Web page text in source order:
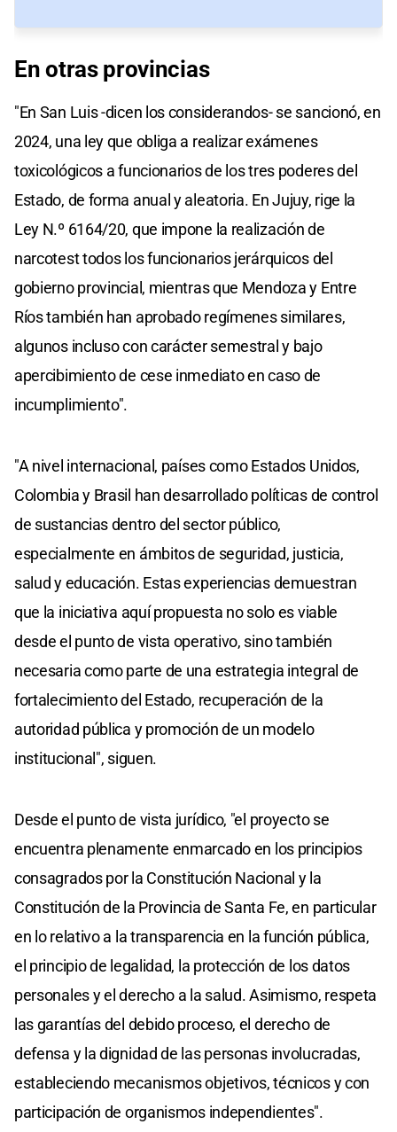
En otras provincias
"En San Luis -dicen los considerandos- se sancionó, en
2024, una ley que obliga a realizar exámenes
toxicológicos a funcionarios de los tres poderes del
Estado, de forma anual y aleatoria. En Jujuy, rige la
Ley N.º 6164/20, que impone la realización de
narcotest todos los funcionarios jerárquicos del
gobierno provincial, mientras que Mendoza y Entre
Ríos también han aprobado regímenes similares,
algunos incluso con carácter semestral y bajo
apercibimiento de cese inmediato en caso de
incumplimiento".
"A nivel internacional, países como Estados Unidos,
Colombia y Brasil han desarrollado políticas de control
de sustancias dentro del sector público,
especialmente en ámbitos de seguridad, justicia,
salud y educación. Estas experiencias demuestran
que la iniciativa aquí propuesta no solo es viable
desde el punto de vista operativo, sino también
necesaria como parte de una estrategia integral de
fortalecimiento del Estado, recuperación de la
autoridad pública y promoción de un modelo
institucional", siguen.
Desde el punto de vista jurídico, "el proyecto se
encuentra plenamente enmarcado en los principios
consagrados por la Constitución Nacional y la
Constitución de la Provincia de Santa Fe, en particular
en lo relativo a la transparencia en la función pública,
el principio de legalidad, la protección de los datos
personales y el derecho a la salud. Asimismo, respeta
las garantías del debido proceso, el derecho de
defensa y la dignidad de las personas involucradas,
estableciendo mecanismos objetivos, técnicos y con
participación de organismos independientes".